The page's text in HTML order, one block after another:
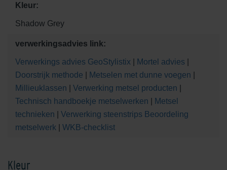
Kleur:
Shadow Grey
verwerkingsadvies link:
Verwerkings advies GeoStylistix Mortel advies
Doorstrijk methode
Metselen met dunne voegen
Millieuklassen
Verwerking metsel producten
Technisch handboekje metselwerken
Metsel
technieken
Verwerking steenstrips Beoordeling
metselwerk
WKB-checklist
Kleur